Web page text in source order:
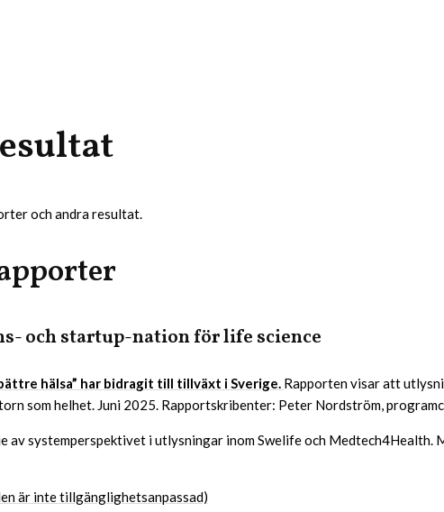
och andra resultat.
och startup-nation för life science
hälsa” har bidragit till tillväxt i Sverige. Rapporten visar att
som helhet. Juni 2025. Rapportskribenter: Peter Nordström,
av systemperspektivet i utlysningar inom Swelife och
är inte tillgänglighetsanpassad)